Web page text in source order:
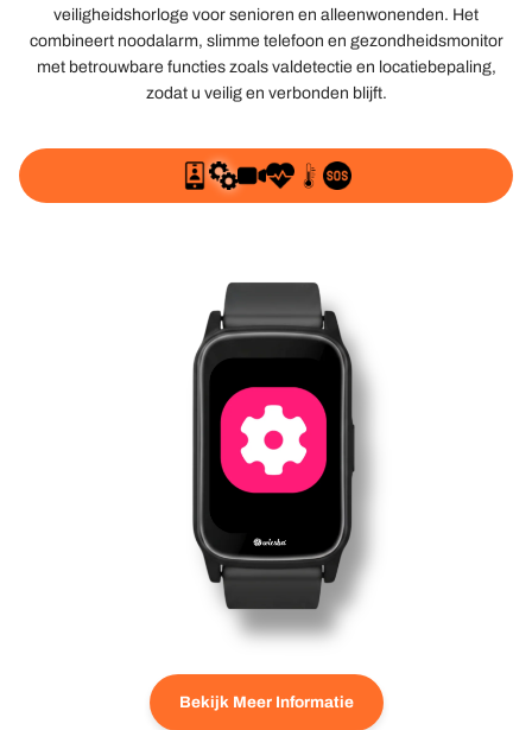
veiligheidshorloge voor senioren en alleenwonenden. Het
combineert noodalarm, slimme telefoon en gezondheidsmonitor
met betrouwbare functies zoals valdetectie en locatiebepaling,
zodat u veilig en verbonden blijft.
Bekijk Meer Informatie